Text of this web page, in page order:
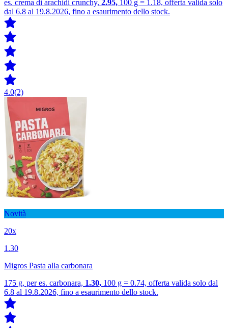
es. crema di arachidi crunchy, 2.95, 100 g = 1.18, offerta valida solo
dal 6.8 al 19.8.2026, fino a esaurimento dello stock.
4.0(2)
Novità
20x
1.30
Migros Pasta alla carbonara
175 g, per es. carbonara, 1.30, 100 g = 0.74, offerta valida solo dal
6.8 al 19.8.2026, fino a esaurimento dello stock.